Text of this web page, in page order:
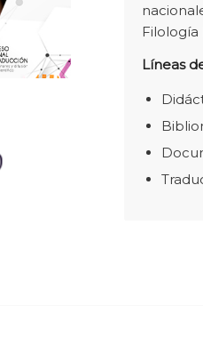
Filología
Líneas